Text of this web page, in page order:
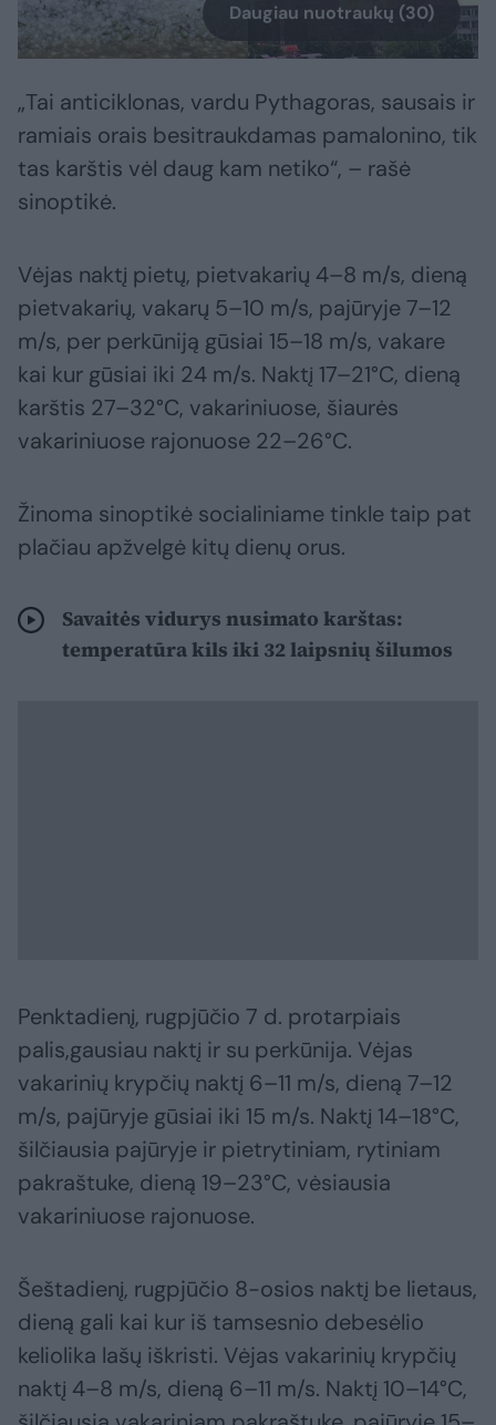
Daugiau nuotraukų (30)
„Tai anticiklonas, vardu Pythagoras, sausais ir
ramiais orais besitraukdamas pamalonino, tik
tas karštis vėl daug kam netiko“, – rašė
sinoptikė.
Vėjas naktį pietų, pietvakarių 4–8 m/s, dieną
pietvakarių, vakarų 5–10 m/s, pajūryje 7–12
m/s, per perkūniją gūsiai 15–18 m/s, vakare
kai kur gūsiai iki 24 m/s. Naktį 17–21°C, dieną
karštis 27–32°C, vakariniuose, šiaurės
vakariniuose rajonuose 22–26°C.
Žinoma sinoptikė socialiniame tinkle taip pat
plačiau apžvelgė kitų dienų orus.
Savaitės vidurys nusimato karštas:
temperatūra kils iki 32 laipsnių šilumos
Penktadienį, rugpjūčio 7 d. protarpiais
palis,gausiau naktį ir su perkūnija. Vėjas
vakarinių krypčių naktį 6–11 m/s, dieną 7–12
m/s, pajūryje gūsiai iki 15 m/s. Naktį 14–18°C,
šilčiausia pajūryje ir pietrytiniam, rytiniam
pakraštuke, dieną 19–23°C, vėsiausia
vakariniuose rajonuose.
Šeštadienį, rugpjūčio 8-osios naktį be lietaus,
dieną gali kai kur iš tamsesnio debesėlio
keliolika lašų iškristi. Vėjas vakarinių krypčių
naktį 4–8 m/s, dieną 6–11 m/s. Naktį 10–14°C,